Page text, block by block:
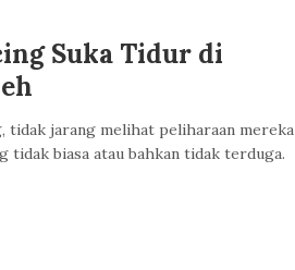
Suka Tidur di
tidak jarang melihat peliharaan mereka
tidak biasa atau bahkan tidak terduga.